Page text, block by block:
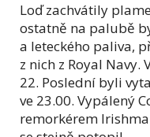
Loď zachvátily
ostatně na palubě
a leteckého paliva,
z nich z Royal
22. Poslední byli
ve 23.00. Vypálený
remorkérem